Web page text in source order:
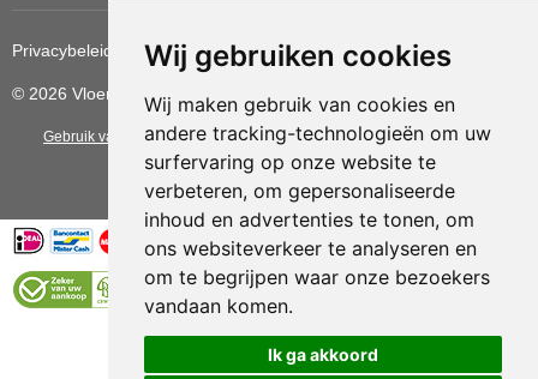
Wij gebruiken cookies
Wij maken gebruik van cookies en
andere tracking-technologieën om uw
surfervaring op onze website te
verbeteren, om gepersonaliseerde
inhoud en advertenties te tonen, om
ons websiteverkeer te analyseren en
om te begrijpen waar onze bezoekers
vandaan komen.
Ik ga akkoord
Privacybeleid Cookiebeleid Update cookies voorkeuren
© 2026 Vloerbedekkingvoordelig
Gebruik van deze site betekent dat u dealgemene voorwaarden van CBW
Vloerenvoordelig.nl is een onderdeel van